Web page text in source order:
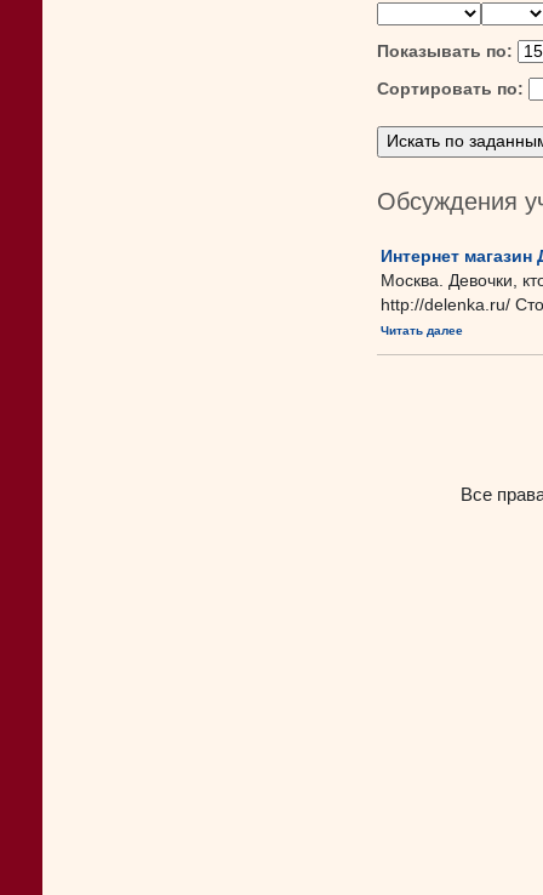
Показывать по:
Сортировать по:
Обсуждения
Интернет магазин
Москва. Девочки,
http://delenka.ru/
Читать далее
Все